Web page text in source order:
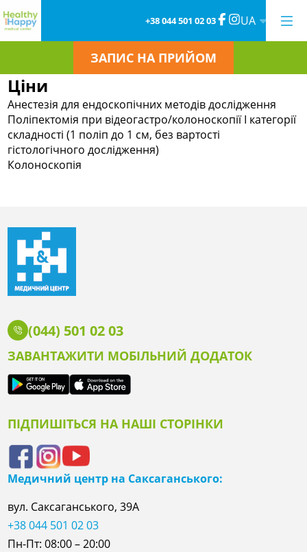
+38 044 501 02 03 UA
ЗАПИС НА ПРИЙОМ
Ціни
Анестезія для ендоскопічних методів дослідження
Поліпектомія при відеогастро/колоноскопії I категорії
складності (1 поліп до 1 см, без вартості
гістологічного дослідження)
Колоноскопія
(044) 501 02 03
ЗАВАНТАЖИТИ МОБІЛЬНИЙ ДОДАТОК
ПІДПИШІТЬСЯ НА НАШІ СТОРІНКИ
Медичний центр на Саксаганського:
вул. Саксаганського, 39А
+38 044 501 02 03
Пн-Пт: 08:00 – 20:00